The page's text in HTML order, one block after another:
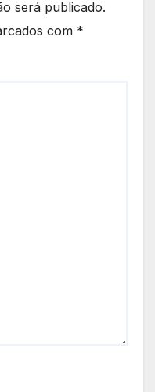
será publicado.
com *